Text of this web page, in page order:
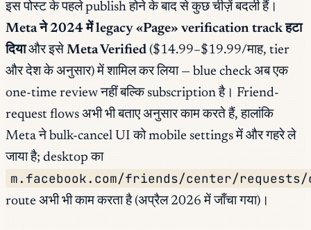
इस पोस्ट के पहले publish होने के बाद से कुछ चीज़ें बदली हैं।
Meta ने 2024 में legacy «Page» verification track हटा
दियाऔर इसे Meta Verified ($14.99–$19.99/माह, tier
और देश के अनुसार) में शामिल कर लिया — blue check अब एक
one-time review नहीं बल्कि subscription है। Friend-
request flows अभी भी बताए अनुसार काम करते हैं, हालांकि
Meta ने bulk-cancel UI को mobile settings में और गहरे ले
जाया है; desktop का
m.facebook.com/friends/center/requests/
route अभी भी काम करता है (अप्रैल 2026 में जाँचा गया)।